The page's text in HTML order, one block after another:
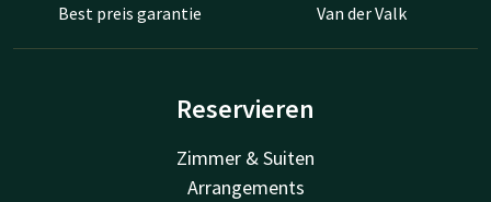
Best preis garantie Van der Valk
Reservieren
Zimmer & Suiten
Arrangements